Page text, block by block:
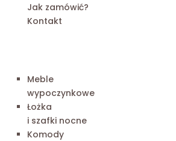
Jak zamówić?
Kontakt
Meble
wypoczynkowe
Łożka
i szafki nocne
Komody